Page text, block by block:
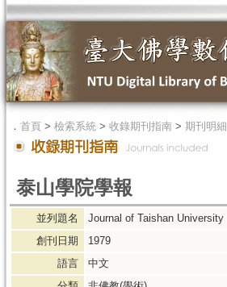
． 首頁 > 檢索系統 > 收錄期刊指南 > 期刊明細
泰山學院學報
並列題名
Journal of Taishan University
創刊日期
1979
語言
中文